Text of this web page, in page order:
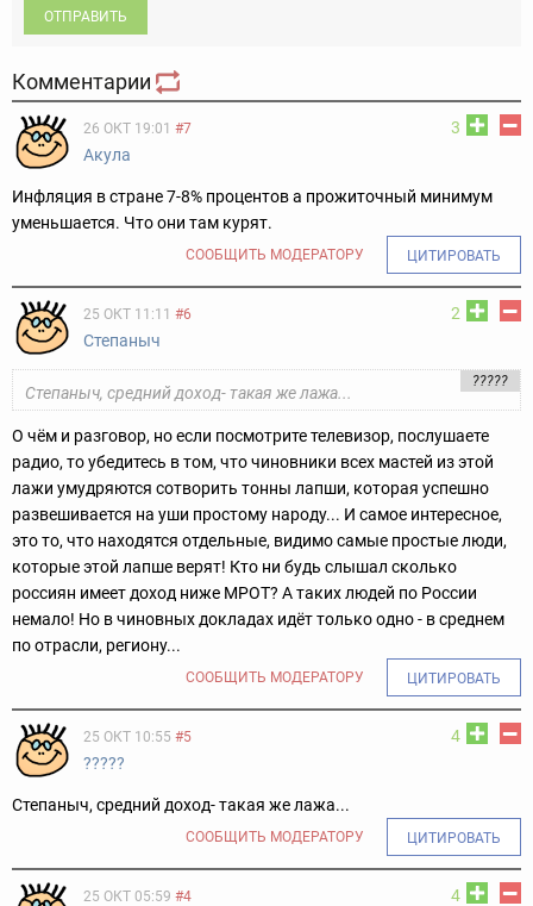
ОТПРАВИТЬ
Комментарии
3
26 ОКТ 19:01 #7
Акула
Инфляция в стране 7-8% процентов а прожиточный минимум
уменьшается. Что они там курят.
СООБЩИТЬ МОДЕРАТОРУ ЦИТИРОВАТЬ
2
25 ОКТ 11:11 #6
Степаныч
?????
Степаныч, средний доход- такая же лажа...
О чём и разговор, но если посмотрите телевизор, послушаете
радио, то убедитесь в том, что чиновники всех мастей из этой
лажи умудряются сотворить тонны лапши, которая успешно
развешивается на уши простому народу... И самое интересное,
это то, что находятся отдельные, видимо самые простые люди,
которые этой лапше верят! Кто ни будь слышал сколько
россиян имеет доход ниже МРОТ? А таких людей по России
немало! Но в чиновных докладах идёт только одно - в среднем
по отрасли, региону...
СООБЩИТЬ МОДЕРАТОРУ ЦИТИРОВАТЬ
4
25 ОКТ 10:55 #5
?????
Степаныч, средний доход- такая же лажа...
СООБЩИТЬ МОДЕРАТОРУ ЦИТИРОВАТЬ
4
25 ОКТ 05:59 #4